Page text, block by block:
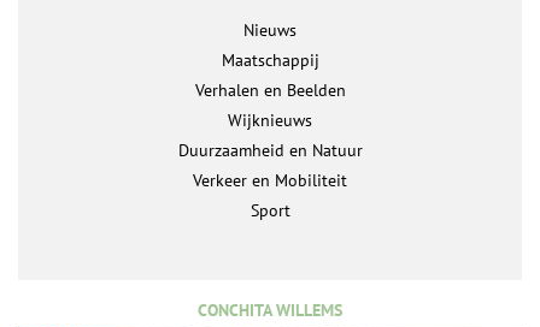
Nieuws
Maatschappij
Verhalen en Beelden
Wijknieuws
Duurzaamheid en Natuur
Verkeer en Mobiliteit
Sport
CONCHITA WILLEMS